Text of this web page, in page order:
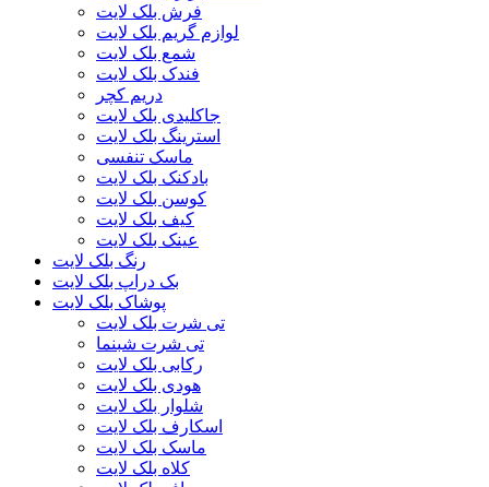
فرش بلک لایت
لوازم گریم بلک لایت
شمع بلک لایت
فندک بلک لایت
دریم کچر
جاکلیدی بلک لایت
استرینگ بلک لایت
ماسک تنفسی
بادکنک بلک لایت
کوسن بلک لایت
کیف بلک لایت
عینک بلک لایت
رنگ بلک لایت
بک دراپ بلک لایت
پوشاک بلک لایت
تی شرت بلک لایت
تی شرت شبنما
رکابی بلک لایت
هودی بلک لایت
شلوار بلک لایت
اسکارف بلک لایت
ماسک بلک لایت
کلاه بلک لایت